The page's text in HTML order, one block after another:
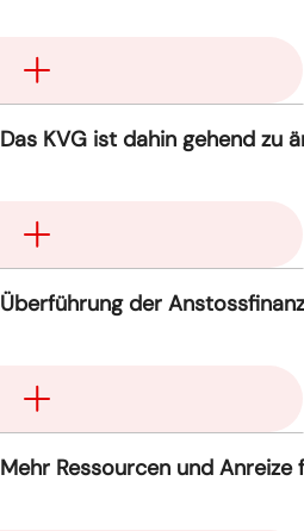
Das KVG ist dahin gehend zu
Überführung der
Mehr Ressourcen und